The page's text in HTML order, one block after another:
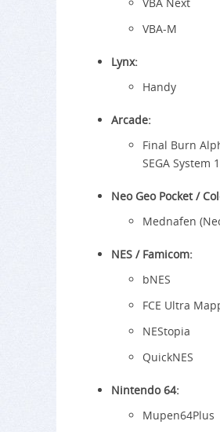
VBA Next
VBA-M
Lynx:
Handy
Arcade:
Final Burn
SEGA System
Neo Geo Pocket /
Mednafen
NES / Famicom:
bNES
FCE Ultra
NEStopia
QuickNES
Nintendo 64:
Mupen64Plus